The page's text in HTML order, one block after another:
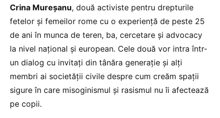
Crina Mureșanu, două activiste pentru drepturile
fetelor și femeilor rome cu o experiență de peste 25
de ani în munca de teren, ba, cercetare și advocacy
la nivel național și european. Cele două vor intra într-
un dialog cu invitați din tânăra generație și alți
membri ai societății civile despre cum creăm spații
sigure în care misoginismul și rasismul nu îi afectează
pe copii.